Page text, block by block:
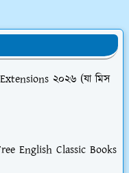
২০২৬ (যা মিস
English Classic Books